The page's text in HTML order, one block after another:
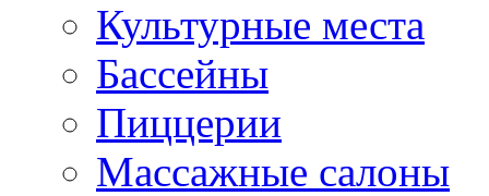
Культурные места
Бассейны
Пиццерии
Массажные салоны